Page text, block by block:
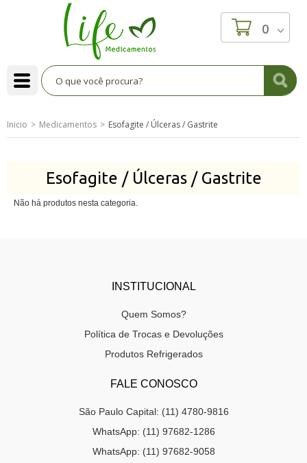
0
Inicio Medicamentos Esofagite / Úlceras / Gastrite
Esofagite / Úlceras / Gastrite
Não há produtos nesta categoria.
INSTITUCIONAL
Quem Somos?
Política de Trocas e Devoluções
Produtos Refrigerados
FALE CONOSCO
São Paulo Capital: (11) 4780-9816
WhatsApp: (11) 97682-1286
WhatsApp: (11) 97682-9058